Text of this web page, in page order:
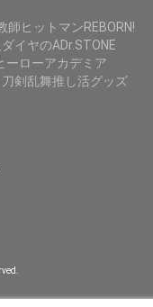
師ヒットマンREBORN!
ダイヤのADr.STONE
ーローアカデミア
剣乱舞推し活グッズ